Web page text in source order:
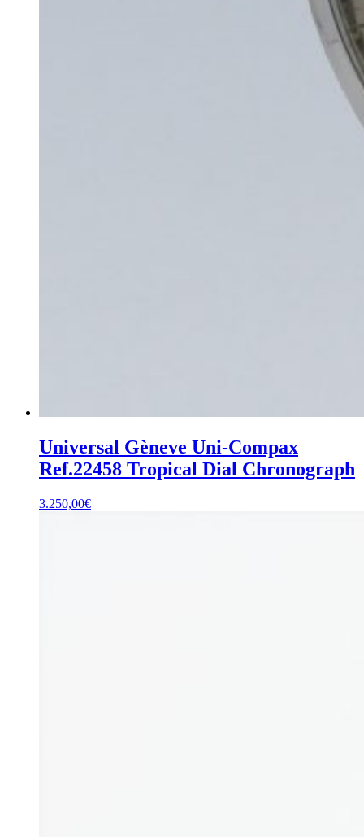
Universal Gèneve Uni-Compax
Ref.22458 Tropical Dial Chronograph
3.250,00€